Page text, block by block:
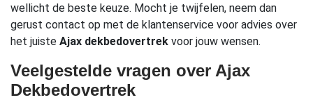
wellicht de beste keuze. Mocht je twijfelen, neem dan
gerust contact op met de klantenservice voor advies over
het juiste Ajax dekbedovertrek voor jouw wensen.
Veelgestelde vragen over Ajax
Dekbedovertrek